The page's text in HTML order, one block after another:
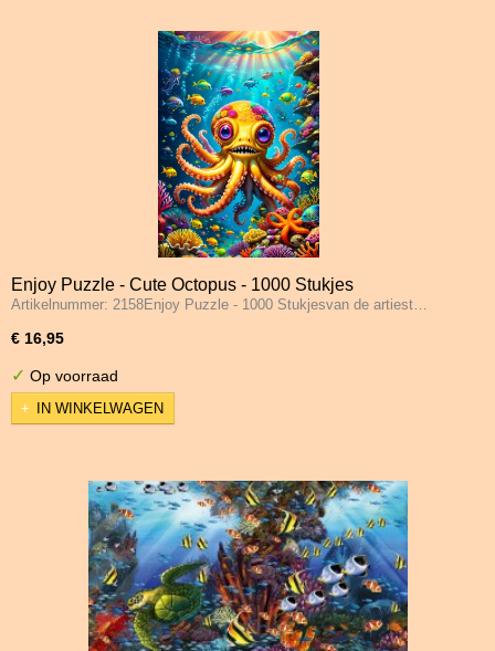
Enjoy Puzzle - Cute Octopus - 1000 Stukjes
Artikelnummer: 2158Enjoy Puzzle - 1000 Stukjesvan de artiest…
€ 16,95
✓ Op voorraad
IN WINKELWAGEN